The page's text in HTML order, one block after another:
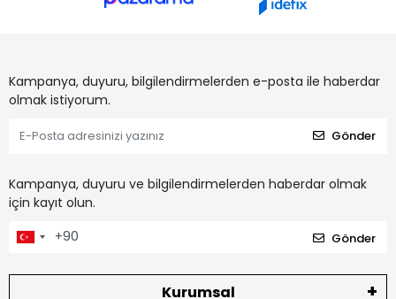
Kampanya, duyuru, bilgilendirmelerden e-posta ile haberdar
olmak istiyorum.
Gönder
Kampanya, duyuru ve bilgilendirmelerden haberdar olmak
için kayıt olun.
Gönder
Kurumsal